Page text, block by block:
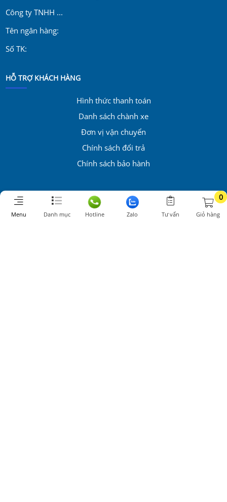
Công ty TNHH ...
Tên ngân hàng:
Số TK:
HỖ TRỢ KHÁCH HÀNG
Hình thức thanh toán
Danh sách chành xe
Đơn vị vận chuyển
Chính sách đổi trả
Chính sách bảo hành
Menu Danh mục Hotline Zalo Tư vấn
0
Giỏ hàng